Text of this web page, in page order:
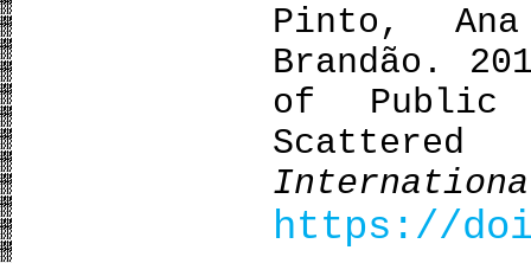
Pinto,
Brandão.
of Public
https://